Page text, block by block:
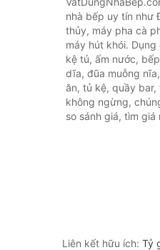
nhà bếp uy tín như
thủy, máy pha cà
máy hút khói.
kệ tủ, ấm nước,
dĩa, đũa muỗng
ăn, tủ kệ, quầy
không ngừng,
so sánh giá, tìm
Liên kết hữu ích: Tỷ